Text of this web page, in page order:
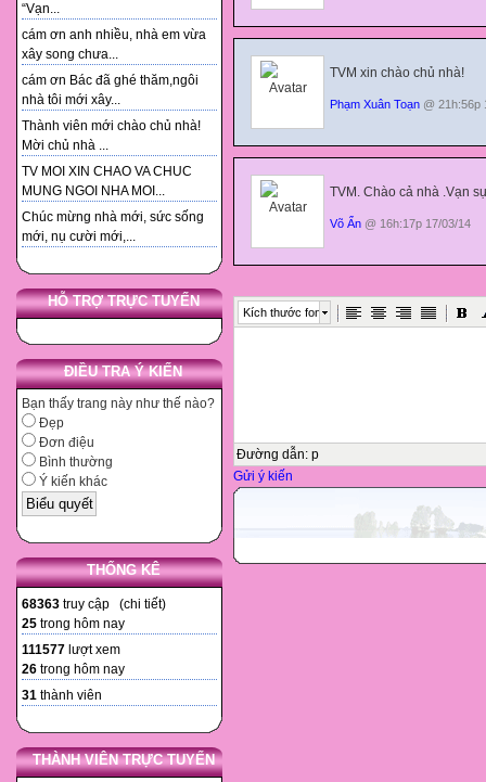
“Vạn...
cám ơn anh nhiều, nhà em vừa
xây song chưa...
cám ơn Bác đã ghé thăm,ngôi
nhà tôi mới xây...
Thành viên mới chào chủ nhà!
Mời chủ nhà ...
TV MOI XIN CHAO VA CHUC
MUNG NGOI NHA MOI...
Chúc mừng nhà mới, sức sống
mới, nụ cười mới,...
HỖ TRỢ TRỰC TUYẾN
ĐIỀU TRA Ý KIẾN
Bạn thấy trang này như thế nào?
Đẹp
Đơn điệu
Bình thường
Ý kiến khác
THỐNG KÊ
68363 truy cập (chi tiết)
25 trong hôm nay
111577 lượt xem
26 trong hôm nay
31 thành viên
THÀNH VIÊN TRỰC TUYẾN
TVM xin chào chủ nhà!
Phạm Xuân Toạn @ 21h:56p
TVM. Chào cả nhà .Vạn
Võ Ẩn @ 16h:17p 17/03/14
Kích thước font
Đường dẫn: p
Gửi ý kiến